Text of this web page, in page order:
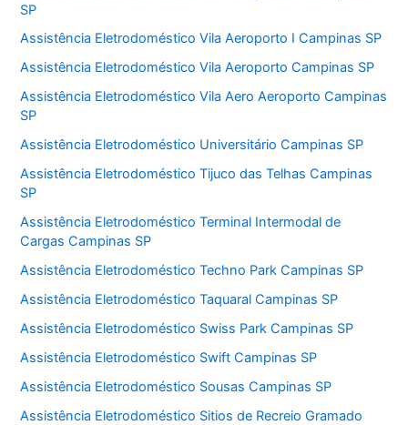
SP
Assistência Eletrodoméstico Vila Aeroporto I Campinas SP
Assistência Eletrodoméstico Vila Aeroporto Campinas SP
Assistência Eletrodoméstico Vila Aero Aeroporto Campinas
SP
Assistência Eletrodoméstico Universitário Campinas SP
Assistência Eletrodoméstico Tijuco das Telhas Campinas
SP
Assistência Eletrodoméstico Terminal Intermodal de
Cargas Campinas SP
Assistência Eletrodoméstico Techno Park Campinas SP
Assistência Eletrodoméstico Taquaral Campinas SP
Assistência Eletrodoméstico Swiss Park Campinas SP
Assistência Eletrodoméstico Swift Campinas SP
Assistência Eletrodoméstico Sousas Campinas SP
Assistência Eletrodoméstico Sitios de Recreio Gramado